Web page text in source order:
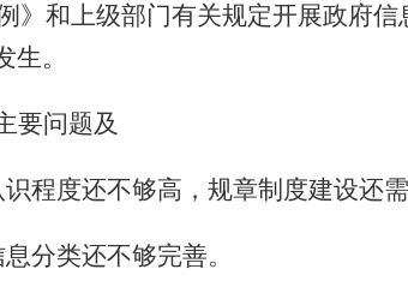
》和上级部门有关规定开展政府
。
要问题及
程度还不够高，规章制度建设还需
分类还不够完善。